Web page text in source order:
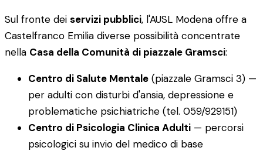
Sul fronte dei servizi pubblici, l'AUSL Modena offre a
Castelfranco Emilia diverse possibilità concentrate
nella Casa della Comunità di piazzale Gramsci:
Centro di Salute Mentale (piazzale Gramsci 3) —
per adulti con disturbi d'ansia, depressione e
problematiche psichiatriche (tel. 059/929151)
Centro di Psicologia Clinica Adulti — percorsi
psicologici su invio del medico di base